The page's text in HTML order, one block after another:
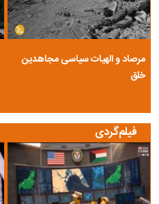
مرصاد و الهیات سیاسی مجاهدین
خلق
فیلم‌گردی